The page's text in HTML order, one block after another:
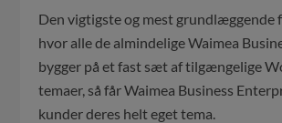
Den vigtigste og mest grundlæggende
hvor alle de almindelige Waimea
bygger på et fast sæt af tilgængelige
temaer, så får Waimea Business
kunder deres helt eget tema.